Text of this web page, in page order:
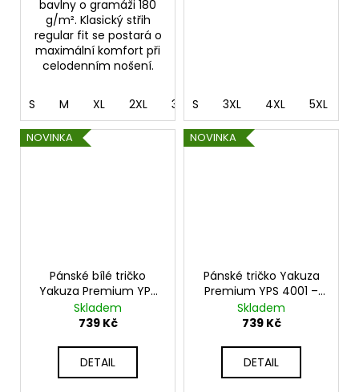
bavlny o gramáži 180
g/m². Klasický střih
regular fit se postará o
maximální komfort při
celodenním nošení.
S M XL 2XL 3XL 4XL
S 3XL 4XL 5XL
NOVINKA
Pánské bílé tričko
Yakuza Premium YPS
4001 – Dirty Money
Crew
Skladem
739 Kč
DETAIL
NOVINKA
Pánské tričko Yakuza
Premium YPS 4001 –
Dirty Money Crew
Skladem
739 Kč
DETAIL